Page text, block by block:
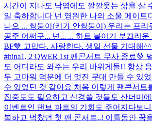
시간이 지나도 낙엽에도 깔깔웃는 삶을 살
일 축하합니다 넌 영원한 나의 소울 메이트
나으 ... 쌍둥이(키가 안쌍둥이) 우리는 프리
공주 어쩌구... 넌... ... 하트 붙이기 부끄러운
BF💙 고맙다. 사랑한다. 생일 선물 기대해
#hina1, 2 QWER 1st 팬콘서트 무사 종료💚
도 어디라도 와주는 우리 바위게들!! 항상
무 고마워 덕분에 더 멋진 무대 만들 수 있
수 있었던 것 같아요 처음 이렇게 팬콘서트
집중도도 필요하고 신경쓸 것들도 산더미
이벤트인 댄브 파트의 기회도 주어지다보
복하고 벅찼던 첫 팬 콘서트..! 이틀동안 꿈